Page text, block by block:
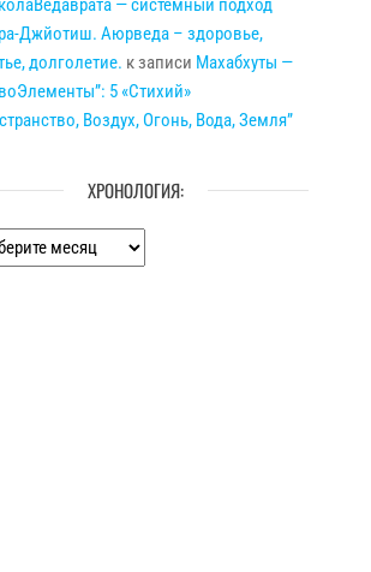
— системный подход
Джйотиш. Аюрведа – здоровье,
долголетие. к записи Махабхуты —
5 «Стихий»
Воздух, Огонь, Вода, Земля”
ХРОНОЛОГИЯ: